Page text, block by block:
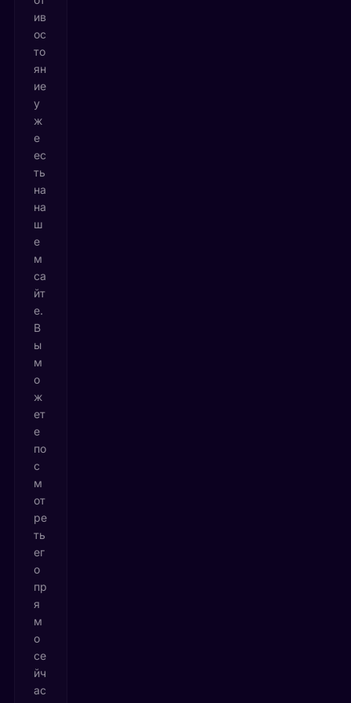
ив
ос
то
ян
ие
у
ж
е
ес
ть
на
на
ш
е
м
са
йт
е.
В
ы
м
о
ж
ет
е
по
с
м
от
ре
ть
ег
о
пр
я
м
о
се
йч
ас